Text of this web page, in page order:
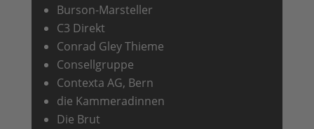
Burson-Marsteller
C3 Direkt
Conrad Gley Thieme
Consellgruppe
Contexta AG, Bern
die Kammeradinnen
Die Brut